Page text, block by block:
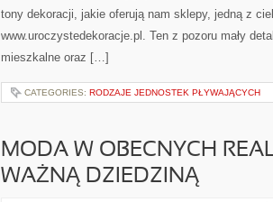
tony dekoracji, jakie oferują nam sklepy, jedną z
www.uroczystedekoracje.pl. Ten z pozoru mały
mieszkalne oraz […]
CATEGORIES: RODZAJE JEDNOSTEK PŁYWAJĄCYCH
MODA W OBECNYCH
WAŻNĄ DZIEDZINĄ